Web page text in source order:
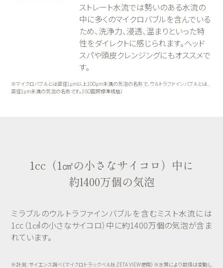
ストレート水流では勢いのある水流の
中に多くのマイクロバブルを含んでいる
ため、洗浄力、浸透、温まりといった特
性をダイレクトに感じられます。ヘッド
スパや頭皮クレンジングにもオススメで
す。
※マイクロバブルとは直径1µm以上1OOµm未満の気泡の名称で、ウルトラファインバブルとは、
直径1µm未満の気泡の名称です。(ISO国際標準規格）
1cc（1㎤の小さなサイコロ）中に
約l400万個の気泡
ミラブルのウルトラファインバブルを含むミスト水流には
1cc（1㎤の小さなサイコロ）中に約1400万個の気泡が含ま
れています。
※計測：サイエンス調べ（マイクロトラックベル社ZETA VIEW使用）※水質により数値は変動し